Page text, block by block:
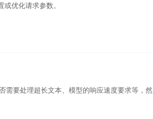
优化请求参数。
需要处理超长文本、模型的响应速度要求等，